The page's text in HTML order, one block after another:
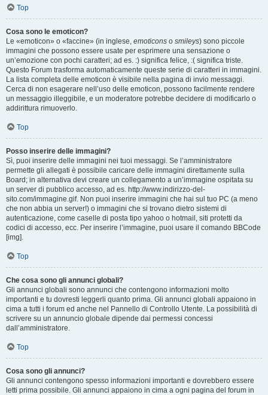
Top
Cosa sono le emoticon?
Le «emoticon» o «faccine» (in inglese, emoticons o smileys) sono piccole
immagini che possono essere usate per esprimere una sensazione o
un’emozione con pochi caratteri; ad es. :) significa felice, :( significa triste.
Questo Forum trasforma automaticamente queste serie di caratteri in immagini.
La lista completa delle emoticon è visibile nella pagina di invio messaggi.
Cerca di non esagerare nell’uso delle emoticon, possono facilmente rendere
un messaggio illeggibile, e un moderatore potrebbe decidere di modificarlo o
addirittura rimuoverlo.
Top
Posso inserire delle immagini?
Sì, puoi inserire delle immagini nei tuoi messaggi. Se l’amministratore
permette gli allegati è possibile caricare delle immagini direttamente sulla
Board; in alternativa devi creare un collegamento a un’immagine ospitata su
un server di pubblico accesso, ad es. http://www.indirizzo-del-
sito.com/immagine.gif. Non puoi inserire immagini che hai sul tuo PC (a meno
che non abbia un server!) o immagini che si trovano dietro sistemi di
autenticazione, come caselle di posta tipo yahoo o hotmail, siti protetti da
codici di accesso, ecc. Per inserire l’immagine, puoi usare il comando BBCode
[img].
Top
Che cosa sono gli annunci globali?
Gli annunci globali sono annunci che contengono informazioni molto
importanti e tu dovresti leggerli quanto prima. Gli annunci globali appaiono in
cima a tutti i forum ed anche nel Pannello di Controllo Utente. La possibilità di
scrivere su un annuncio globale dipende dai permessi concessi
dall’amministratore.
Top
Cosa sono gli annunci?
Gli annunci contengono spesso informazioni importanti e dovrebbero essere
letti prima possibile. Gli annunci appaiono in cima a ogni pagina del forum in